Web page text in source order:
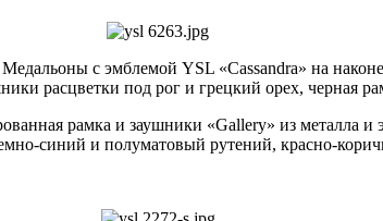
с эмблемой YSL «Cassandra» на
расцветки под рог и грецкий орех, черная
рамка и заушники «Gallery» из металла
синий и полуматовый рутений, красно-